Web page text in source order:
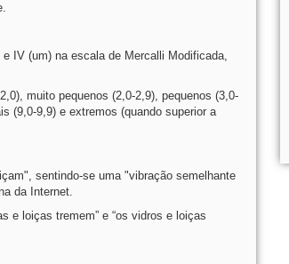
IV (um) na escala de Mercalli Modificada,
muito pequenos (2,0-2,9), pequenos (3,0-
(9,0-9,9) e extremos (quando superior a
sentindo-se uma "vibração semelhante
da Internet.
e loiças tremem” e “os vidros e loiças